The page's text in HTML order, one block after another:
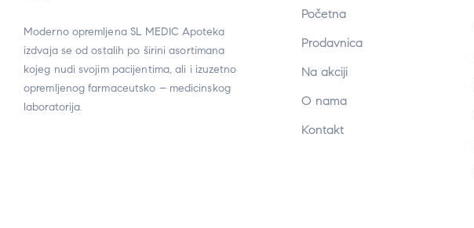
Moderno opremljena SL MEDIC Apoteka
izdvaja se od ostalih po širini asortimana
kojeg nudi svojim pacijentima, ali i izuzetno
opremljenog farmaceutsko – medicinskog
laboratorija.
Početna
Prodavnica
Na akciji
O nama
Kontakt